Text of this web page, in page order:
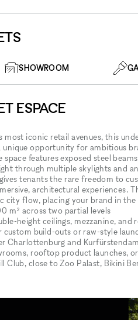
SHOWROOM
ESPACE
most iconic retail avenues, this
unique opportunity for ambitious
features exposed steel
through multiple skylights and
tenants the rare freedom to
architectural experiences.
city flow, placing your brand in
m² across two partial levels
height ceilings, mezzanine, and
build-outs or raw-style
Charlottenburg and
rooftop product launches,
Club, close to Zoo Palast, Bikini